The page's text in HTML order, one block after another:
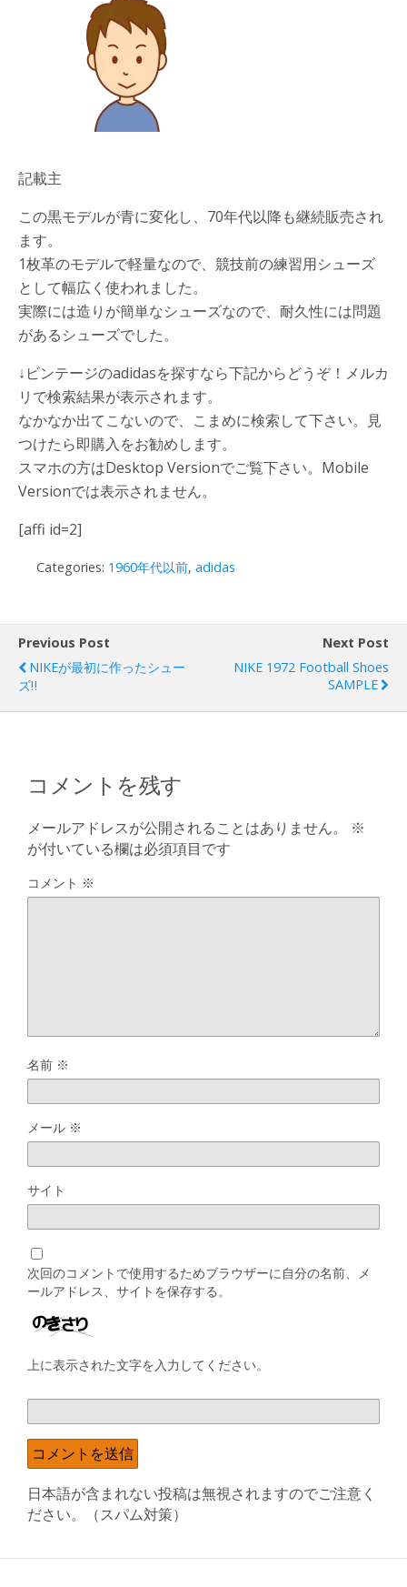
記載主
この黒モデルが青に変化し、70年代以降も継続販売され
ます。
1枚革のモデルで軽量なので、競技前の練習用シューズ
として幅広く使われました。
実際には造りが簡単なシューズなので、耐久性には問題
があるシューズでした。
↓ビンテージのadidasを探すなら下記からどうぞ！メルカ
リで検索結果が表示されます。
なかなか出てこないので、こまめに検索して下さい。見
つけたら即購入をお勧めします。
スマホの方はDesktop Versionでご覧下さい。Mobile
Versionでは表示されません。
[affi id=2]
Categories: 1960年代以前, adidas
Previous Post
NIKEが最初に作ったシュー
ズ‼
Next Post
NIKE 1972 Football Shoes
SAMPLE
コメントを残す
メールアドレスが公開されることはありません。
※
が付いている欄は必須項目です
コメント ※
名前 ※
メール ※
サイト
次回のコメントで使用するためブラウザーに自分の名前、メ
ールアドレス、サイトを保存する。
上に表示された文字を入力してください。
日本語が含まれない投稿は無視されますのでご注意く
ださい。（スパム対策）